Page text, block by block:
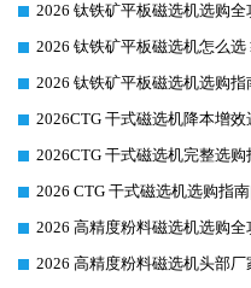
2026 钛铁矿平板磁选机选购
2026 钛铁矿平板磁选机怎么
2026 钛铁矿平板磁选机选购指
2026CTG 干式磁选机降本增
2026CTG 干式磁选机完整选
2026 CTG 干式磁选机选购指
2026 高精度粉料磁选机选购
2026 高精度粉料磁选机头部